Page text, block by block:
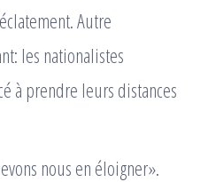
Autre
les nationalistes
à prendre leurs distances
nous en éloigner».